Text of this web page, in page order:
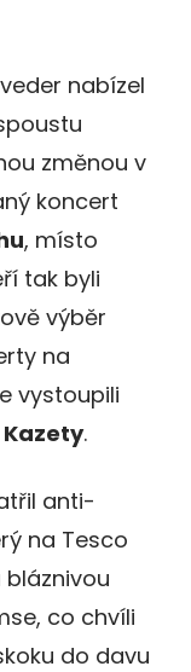
nabízel
změnou v
koncert
, místo
tak byli
výběr
na
vystoupili
Kazety.
anti-
na Tesco
co chvíli
do davu